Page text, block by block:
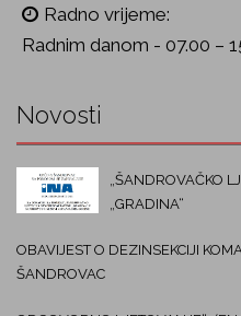
Radno vrijeme:
Radnim danom - 07.00 –
Novosti
„ŠANDROVAČKO
„GRADINA“
OBAVIJEST O DEZINSEKCIJI
ŠANDROVAC